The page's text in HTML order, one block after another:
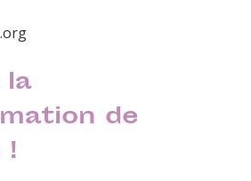
la
de
!